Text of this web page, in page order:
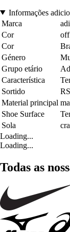
Informações
Marca
Cor
Cor
Género
Grupo etário
Característica
Sortido
Material principal
Shoe Surface
Sola
Loading...
Loading...
Todas as